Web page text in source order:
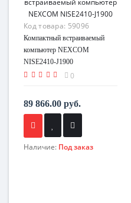
Код товара: 59096
Компактный встраиваемый
компьютер NEXCOM
NISE2410-J1900
0
89 866.00 руб.
Наличие: Под заказ